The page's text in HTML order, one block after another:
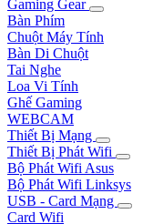
Gaming Gear
Bàn Phím
Chuột Máy Tính
Bàn Di Chuột
Tai Nghe
Loa Vi Tính
Ghế Gaming
WEBCAM
Thiết Bị Mạng
Thiết Bị Phát Wifi
Bộ Phát Wifi Asus
Bộ Phát Wifi Linksys
USB - Card Mạng
Card Wifi